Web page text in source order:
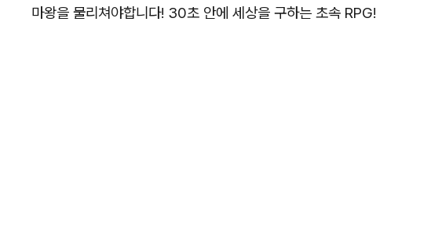
마왕을 물리쳐야합니다! 30초 안에 세상을 구하는 초속 RPG!